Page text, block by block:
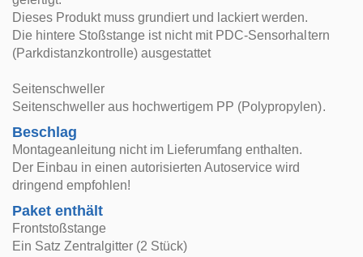
Dieses Produkt muss grundiert und lackiert werden.
Die hintere Stoßstange ist nicht mit PDC-Sensorhaltern
(Parkdistanzkontrolle) ausgestattet
Seitenschweller
Seitenschweller aus hochwertigem PP (Polypropylen).
Beschlag
Montageanleitung nicht im Lieferumfang enthalten.
Der Einbau in einen autorisierten Autoservice wird
dringend empfohlen!
Paket enthält
Frontstoßstange
Ein Satz Zentralgitter (2 Stück)